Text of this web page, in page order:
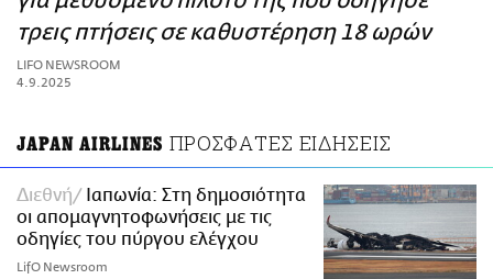
ΑΜΠΑ
PRINT
τρεις πτήσεις σε καθυστέρηση 18 ωρών
LIFO NEWSROOM
4.9.2025
JAPAN AIRLINES ΠΡΟΣΦΑΤΕΣ ΕΙΔΗΣΕΙΣ
Διεθνή
Ιαπωνία: Στη δημοσιότητα
οι απομαγνητοφωνήσεις με τις
οδηγίες του πύργου ελέγχου
LifO Newsroom